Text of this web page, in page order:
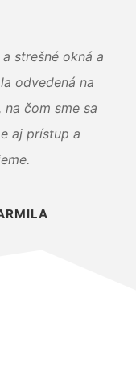
strešné okná a
odvedená na
čom sme sa
aj prístup a